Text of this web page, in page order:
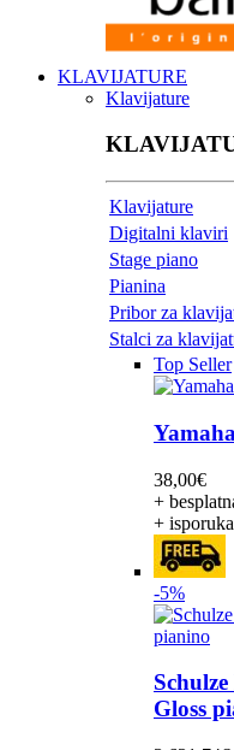
KLAVIJATURE
Klavijature
Klavijature
Digitalni klaviri
Stage piano
Pianina
Pribor za
Stalci za
Top Seller
38,00€
+
+
-5%
Gloss